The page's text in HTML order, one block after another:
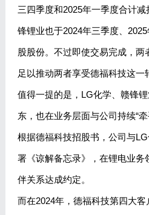
三四季度和2025年一季度合计
锋锂业也于2024年三季度、
股股份。不过即使交易完成，
足以推动两者享受德福科技这一
值得一提的是，LG化学、赣锋
东，也在业务层面与公司持续“牵
根据德福科技招股书，公司与
署《谅解备忘录》，在锂电业务
伴关系达成约定。
而在2024年，德福科技第四大